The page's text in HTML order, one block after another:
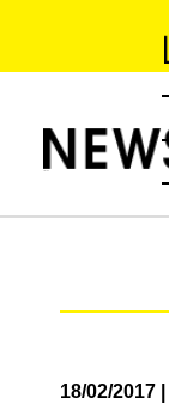
18/02/2017